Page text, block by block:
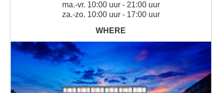
ma.-vr. 10:00 uur - 21:00 uur
za.-zo. 10:00 uur - 17:00 uur